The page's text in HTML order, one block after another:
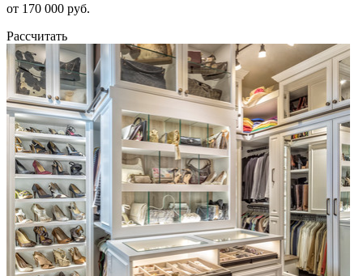
от 170 000 руб.
Рассчитать